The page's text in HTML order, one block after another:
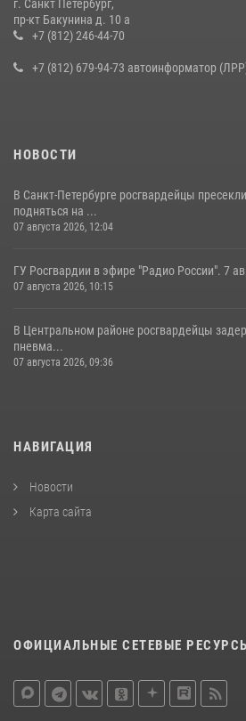
В Ленобласти сотрудники Росгвардии
воспитанниками детского клуба «Умные
г. Санкт Петербург,
пр-кт Бакунина д. 10 а
+7 (812) 246-44-70
+7 (812) 679-94-73 автоинформатор
НОВОСТИ
В Санкт-Петербурге росгвардейцы
подняться на ...
07 августа 2026, 12:04
ГУ Росгвардии в эфире "Радио России". 7
07 августа 2026, 10:15
В Центральном районе росгвардейцы
пневма...
07 августа 2026, 09:36
НАВИГАЦИЯ
Новости
Карта сайта
ОФИЦИАЛЬНЫЕ СЕТЕВЫЕ